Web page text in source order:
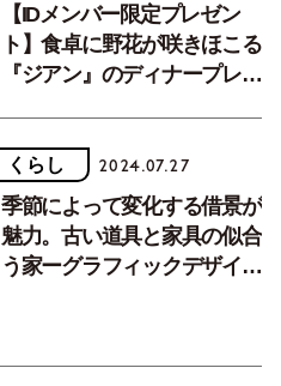
【IDメンバー限定プレゼン
ト】食卓に野花が咲きほこる
『ジアン』のディナープレー
くらし 2024.07.27
季節によって変化する借景が
魅力。古い道具と家具の似合
う家ーグラフィックデザイナ